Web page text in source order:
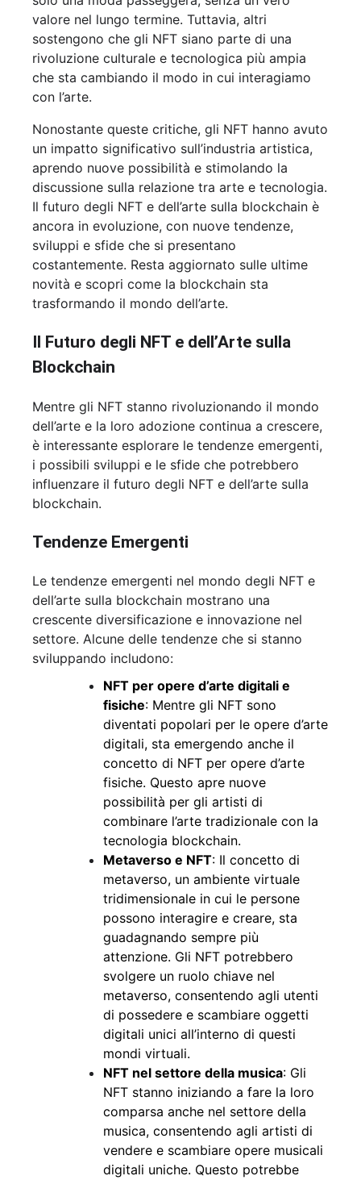
valore nel lungo termine. Tuttavia, altri
sostengono che gli NFT siano parte di una
rivoluzione culturale e tecnologica più ampia
che sta cambiando il modo in cui interagiamo
con l’arte.
Nonostante queste critiche, gli NFT hanno avuto
un impatto significativo sull’industria artistica,
aprendo nuove possibilità e stimolando la
discussione sulla relazione tra arte e tecnologia.
Il futuro degli NFT e dell’arte sulla blockchain è
ancora in evoluzione, con nuove tendenze,
sviluppi e sfide che si presentano
costantemente. Resta aggiornato sulle ultime
novità e scopri come la blockchain sta
trasformando il mondo dell’arte.
Il Futuro degli NFT e dell’Arte sulla
Blockchain
Mentre gli NFT stanno rivoluzionando il mondo
dell’arte e la loro adozione continua a crescere,
è interessante esplorare le tendenze emergenti,
i possibili sviluppi e le sfide che potrebbero
influenzare il futuro degli NFT e dell’arte sulla
blockchain.
Tendenze Emergenti
Le tendenze emergenti nel mondo degli NFT e
dell’arte sulla blockchain mostrano una
crescente diversificazione e innovazione nel
settore. Alcune delle tendenze che si stanno
sviluppando includono:
NFT per opere d’arte digitali e
fisiche: Mentre gli NFT sono
diventati popolari per le opere d’arte
digitali, sta emergendo anche il
concetto di NFT per opere d’arte
fisiche. Questo apre nuove
possibilità per gli artisti di
combinare l’arte tradizionale con la
tecnologia blockchain.
Metaverso e NFT: Il concetto di
metaverso, un ambiente virtuale
tridimensionale in cui le persone
possono interagire e creare, sta
guadagnando sempre più
attenzione. Gli NFT potrebbero
svolgere un ruolo chiave nel
metaverso, consentendo agli utenti
di possedere e scambiare oggetti
digitali unici all’interno di questi
mondi virtuali.
NFT nel settore della musica: Gli
NFT stanno iniziando a fare la loro
comparsa anche nel settore della
musica, consentendo agli artisti di
vendere e scambiare opere musicali
digitali uniche. Questo potrebbe